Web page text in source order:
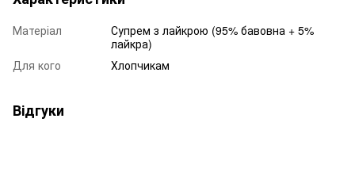
Матеріал
Супрем з лайкрою (95% бавовна + 5%
лайкра)
Для кого
Хлопчикам
Відгуки